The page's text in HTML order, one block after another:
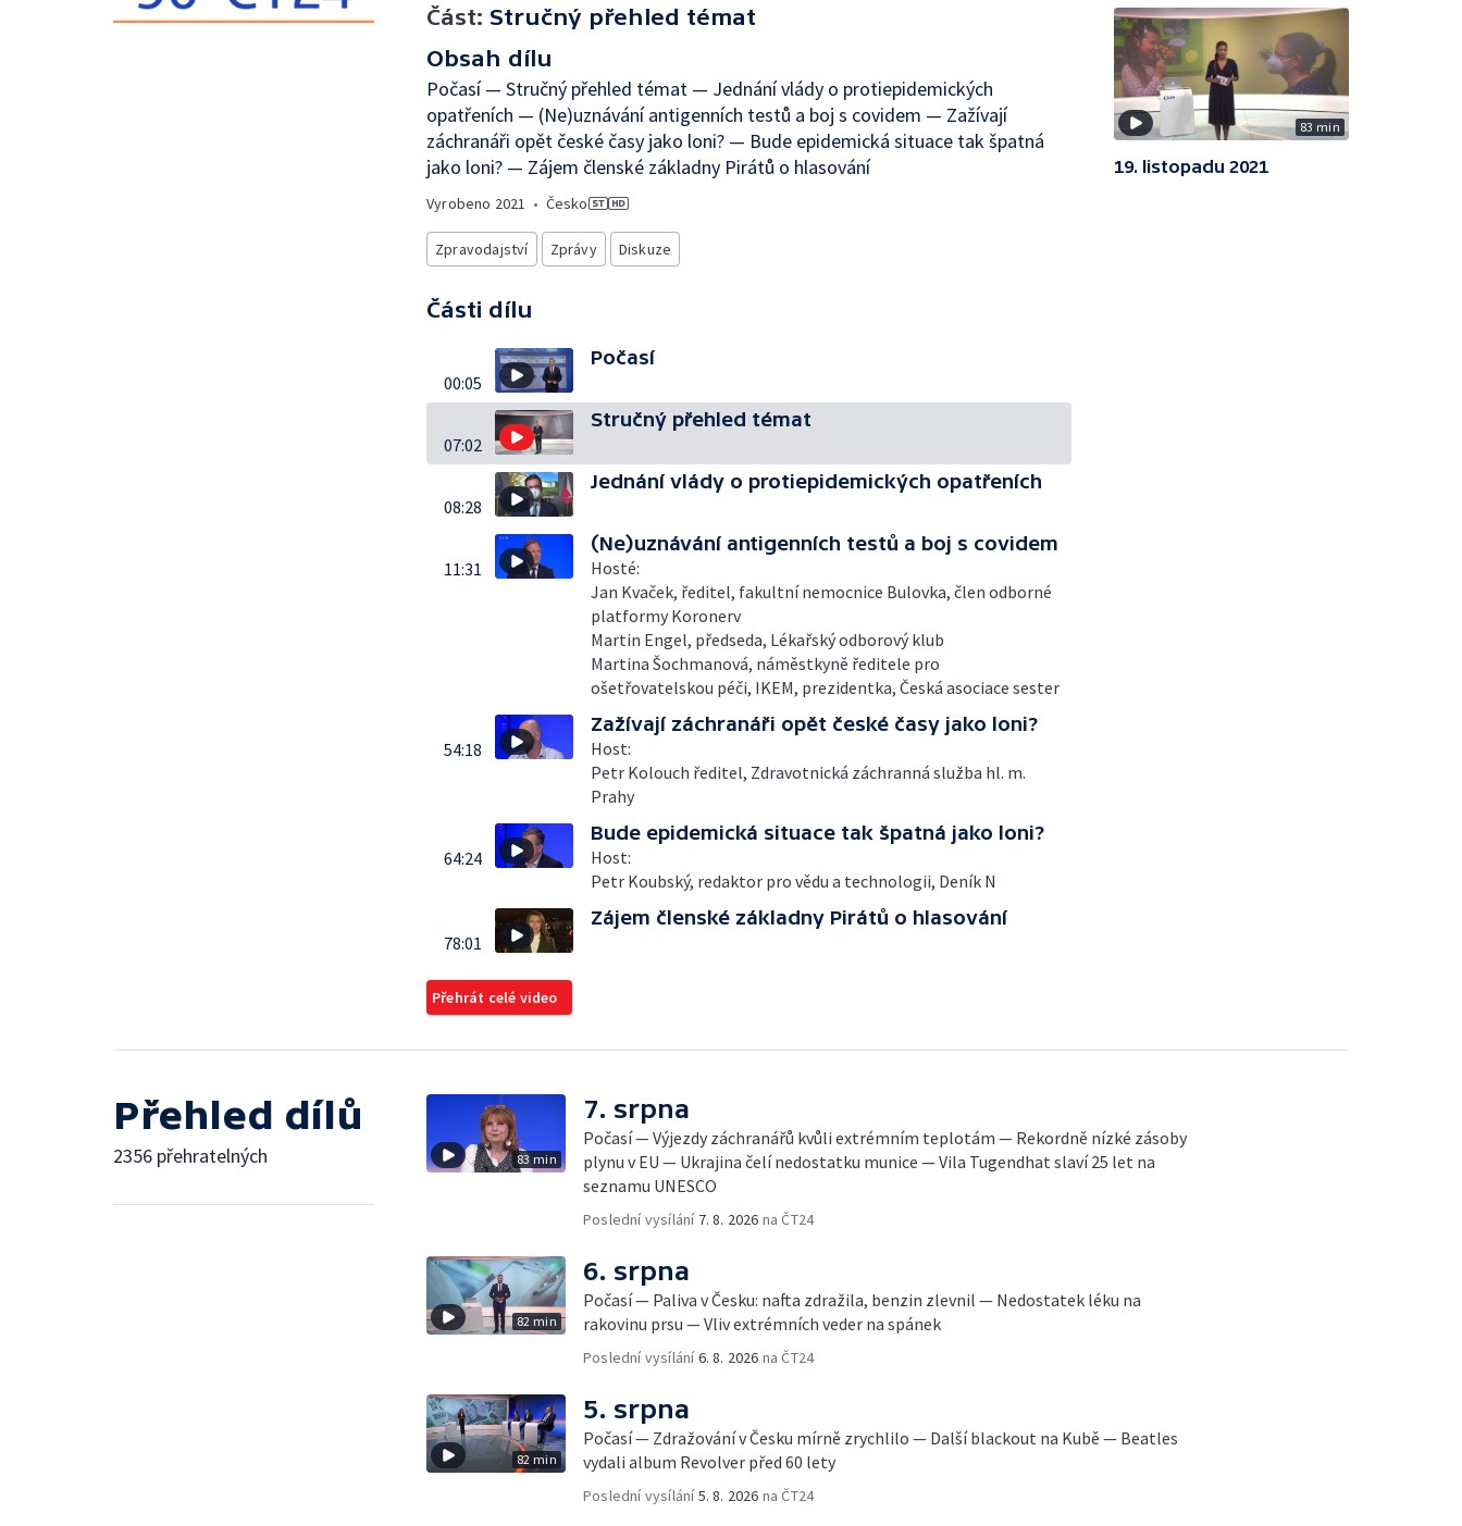
Část: Stručný přehled témat
Obsah dílu
Počasí — Stručný přehled témat — Jednání vlády o protiepidemických
opatřeních — (Ne)uznávání antigenních testů a boj s covidem — Zažívají
záchranáři opět české časy jako loni? — Bude epidemická situace tak špatná
jako loni? — Zájem členské základny Pirátů o hlasování
Vyrobeno 2021 • Česko
Zpravodajství Zprávy Diskuze
Části dílu
00:05
Počasí
07:02
Stručný přehled témat
08:28
Jednání vlády o protiepidemických opatřeních
11:31
(Ne)uznávání antigenních testů a boj s covidem
Hosté:
Jan Kvaček, ředitel, fakultní nemocnice Bulovka, člen odborné
platformy Koronerv
Martin Engel, předseda, Lékařský odborový klub
Martina Šochmanová, náměstkyně ředitele pro
ošetřovatelskou péči, IKEM, prezidentka, Česká asociace sester
54:18
Zažívají záchranáři opět české časy jako loni?
Host:
Petr Kolouch ředitel, Zdravotnická záchranná služba hl. m.
Prahy
64:24
Bude epidemická situace tak špatná jako loni?
Host:
Petr Koubský, redaktor pro vědu a technologii, Deník N
78:01
Zájem členské základny Pirátů o hlasování
Přehrát celé video
83 min
19. listopadu 2021
Přehled dílů
2356 přehratelných 83 min
7. srpna
Počasí — Výjezdy záchranářů kvůli extrémním teplotám — Rekordně nízké zásoby
plynu v EU — Ukrajina čelí nedostatku munice — Vila Tugendhat slaví 25 let na
seznamu UNESCO
Poslední vysílání 7. 8. 2026 na ČT24
82 min
6. srpna
Počasí — Paliva v Česku: nafta zdražila, benzin zlevnil — Nedostatek léku na
rakovinu prsu — Vliv extrémních veder na spánek
Poslední vysílání6. 8. 2026 na ČT24
82 min
5. srpna
Počasí — Zdražování v Česku mírně zrychlilo — Další blackout na Kubě — Beatles
vydali album Revolver před 60 lety
Poslední vysílání5. 8. 2026 na ČT24